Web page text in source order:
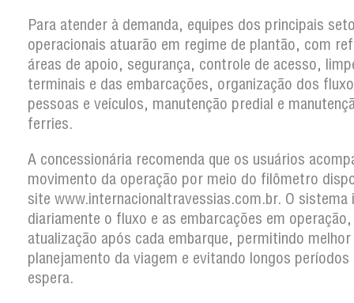
Para atender à demanda, equipes dos principais
operacionais atuarão em regime de plantão, com
áreas de apoio, segurança, controle de acesso,
terminais e das embarcações, organização dos
pessoas e veículos, manutenção predial e
ferries.
A concessionária recomenda que os usuários
movimento da operação por meio do filômetro
site www.internacionaltravessias.com.br. O sistema
diariamente o fluxo e as embarcações em
atualização após cada embarque, permitindo melhor
planejamento da viagem e evitando longos períodos
espera.